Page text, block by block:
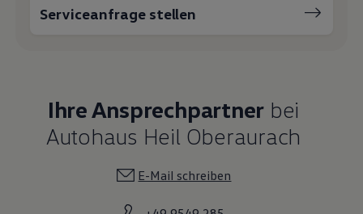
Serviceanfrage stellen
Ihre Ansprechpartner bei
Autohaus Heil Oberaurach
E-Mail schreiben